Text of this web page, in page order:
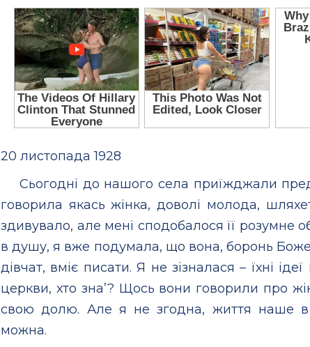
20 листопада 1928
Сьогодні до нашого села приїжджали
говорила якась жінка, доволі молода,
здивувало, але мені сподобалося її розумне
в душу, я вже подумала, що вона, боронь
дівчат, вміє писати. Я не зізналася – їхні
церкви, хто зна’? Щось вони говорили про
свою долю. Але я не згодна, життя наше в
можна.